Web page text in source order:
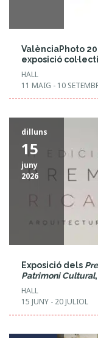
d
V
w
a
a
ValènciaPhoto
exposició
HALL
11 MAIG - 10
dilluns
15
juny
2026
Exposició dels
Patrimoni Cultural
HALL
15 JUNY - 20 JULIOL